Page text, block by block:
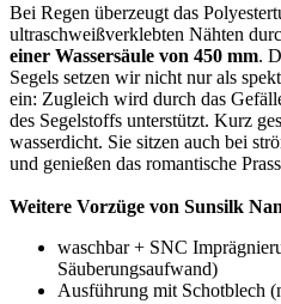
Bei Regen überzeugt das
ultraschweißverklebten Nähten
einer Wassersäule von 450 mm.
Segels setzen wir nicht nur als
ein: Zugleich wird durch das
des Segelstoffs unterstützt. Kurz
wasserdicht. Sie sitzen auch bei
und genießen das romantische
Weitere Vorzüge von Sunsilk
waschbar + SNC
Säuberungsaufwand)
Ausführung mit Schotblech